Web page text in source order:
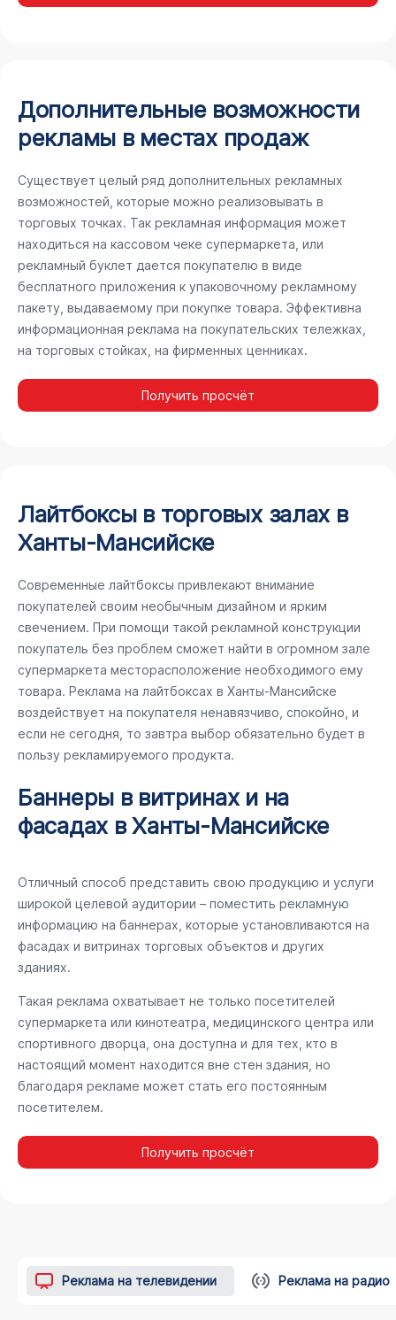
Дополнительные возможности
рекламы в местах продаж
Существует целый ряд дополнительных рекламных
возможностей, которые можно реализовывать в
торговых точках. Так рекламная информация может
находиться на кассовом чеке супермаркета, или
рекламный буклет дается покупателю в виде
бесплатного приложения к упаковочному рекламному
пакету, выдаваемому при покупке товара. Эффективна
информационная реклама на покупательских тележках,
на торговых стойках, на фирменных ценниках.
Получить просчёт
Лайтбоксы в торговых залах в
Ханты-Мансийске
Современные лайтбоксы привлекают внимание
покупателей своим необычным дизайном и ярким
свечением. При помощи такой рекламной конструкции
покупатель без проблем сможет найти в огромном зале
супермаркета месторасположение необходимого ему
товара. Реклама на лайтбоксах в Ханты-Мансийске
воздействует на покупателя ненавязчиво, спокойно, и
если не сегодня, то завтра выбор обязательно будет в
пользу рекламируемого продукта.
Баннеры в витринах и на
фасадах в Ханты-Мансийске
Отличный способ представить свою продукцию и услуги
широкой целевой аудитории – поместить рекламную
информацию на баннерах, которые установливаются на
фасадах и витринах торговых объектов и других
зданиях.
Такая реклама охватывает не только посетителей
супермаркета или кинотеатра, медицинского центра или
спортивного дворца, она доступна и для тех, кто в
настоящий момент находится вне стен здания, но
благодаря рекламе может стать его постоянным
посетителем.
Получить просчёт
Реклама на телевидении Реклама на радио